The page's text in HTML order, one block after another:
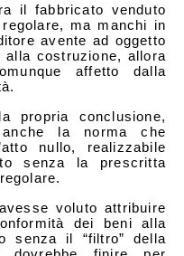
il fabbricato venduto
ma manchi in
avente ad oggetto
costruzione, allora
affetto dalla
propria conclusione,
la norma che
nullo, realizzabile
senza la prescritta
voluto attribuire
dei beni alla
senza il “filtro” della